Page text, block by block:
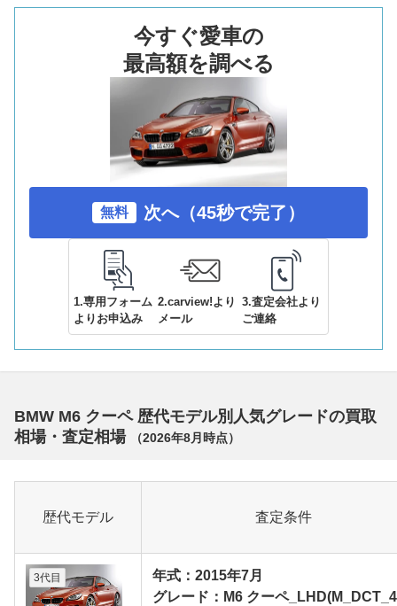
今すぐ愛車の
最高額を調べる
無料 次へ（45秒で完了）
1.専用フォーム
よりお申込み
2.carview!より
メール
3.査定会社より
ご連絡
BMW M6 クーペ 歴代モデル別人気グレードの買取
相場・査定相場
（2026年8月 時点）
歴代モデル 査定条件
3代目
年式：2015年7月
グレード：M6 クーペ